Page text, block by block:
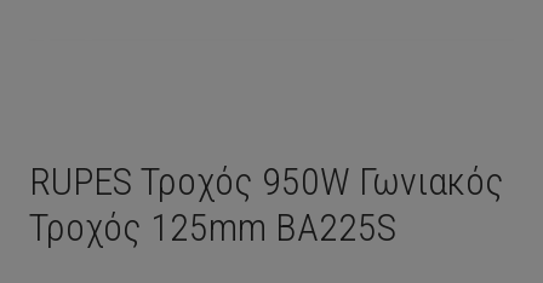
RUPES Τροχός 950W Γωνιακός
Τροχός 125mm BA225S